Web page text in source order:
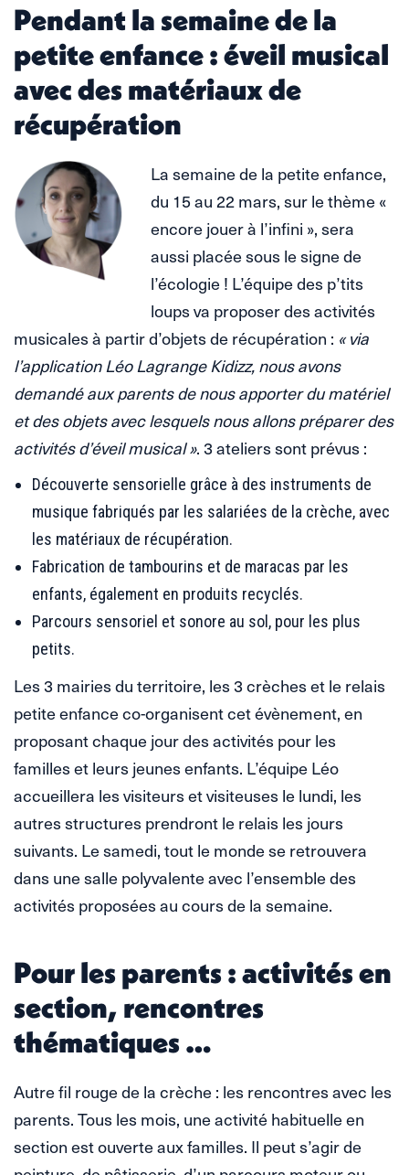
Pendant la semaine de la
petite enfance : éveil musical
avec des matériaux de
récupération
La semaine de la petite enfance,
du 15 au 22 mars, sur le thème «
encore jouer à l’infini », sera
aussi placée sous le signe de
l’écologie ! L’équipe des p’tits
loups va proposer des activités
musicales à partir d’objets de récupération : « via
l’application Léo Lagrange Kidizz, nous avons
demandé aux parents de nous apporter du matériel
et des objets avec lesquels nous allons préparer des
activités d’éveil musical ». 3 ateliers sont prévus :
Découverte sensorielle grâce à des instruments de
musique fabriqués par les salariées de la crèche, avec
les matériaux de récupération.
Fabrication de tambourins et de maracas par les
enfants, également en produits recyclés.
Parcours sensoriel et sonore au sol, pour les plus
petits.
Les 3 mairies du territoire, les 3 crèches et le relais
petite enfance co-organisent cet évènement, en
proposant chaque jour des activités pour les
familles et leurs jeunes enfants. L’équipe Léo
accueillera les visiteurs et visiteuses le lundi, les
autres structures prendront le relais les jours
suivants. Le samedi, tout le monde se retrouvera
dans une salle polyvalente avec l’ensemble des
activités proposées au cours de la semaine.
Pour les parents : activités en
section, rencontres
thématiques …
Autre fil rouge de la crèche : les rencontres avec les
parents. Tous les mois, une activité habituelle en
section est ouverte aux familles. Il peut s’agir de